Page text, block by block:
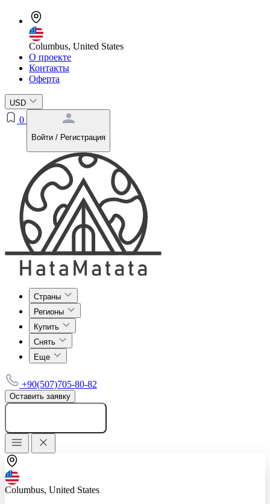
Columbus, United States
О проекте
Контакты
Оферта
USD
0
Войти / Регистрация
Страны
Регионы
Купить
Снять
Еще
+90(507)705-80-82
Оставить заявку
Columbus, United States